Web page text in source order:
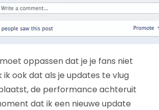
oppassen dat je je fans niet
ook dat als je updates te vlug
de performance achteruit
dat ik een nieuwe update